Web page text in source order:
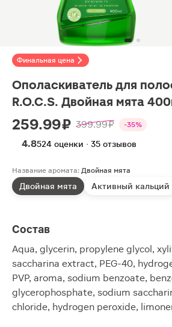
Финальная цена
Ополаскиватель для
R.O.C.S. Двойная мята
259.99 ₽ 399.99 ₽ -35%
4.8524 оценки · 35 отзывов
Название аромата: Двойная мята
Двойная мята Активный кальций
Состав
Aqua, glycerin, propylene glycol,
saccharina extract, PEG-40,
PVP, aroma, sodium benzoate,
glycerophosphate, sodium
chloride, hydrogen peroxide,